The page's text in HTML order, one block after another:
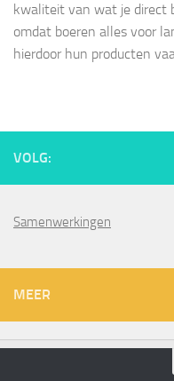
kwaliteit van wat je direct
omdat boeren alles voor
hierdoor hun producten
VOLG:
Samenwerkingen
MEER